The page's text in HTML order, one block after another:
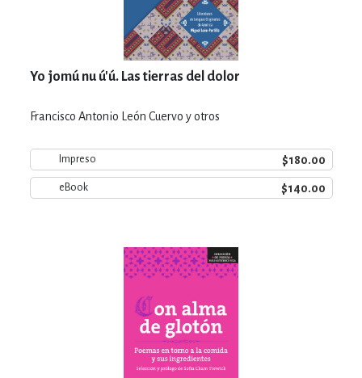
Yo jomú nu ú'ú. Las tierras del dolor
Francisco Antonio León Cuervo y otros
Impreso $180.00
eBook $140.00